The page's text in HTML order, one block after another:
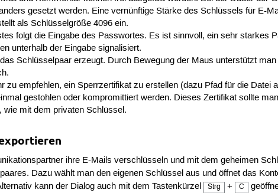
gesetzt werden. Eine vernünftige Stärke des Schlüssels für E-
als Schlüsselgröße 4096 ein.
folgt die Eingabe des Passwortes. Es ist sinnvoll, ein sehr
unterhalb der Eingabe signalisiert.
Schlüsselpaar erzeugt. Durch Bewegung der Maus unterstützt
zu empfehlen, ein Sperrzertifikat zu erstellen (dazu Pfad für die
gestohlen oder kompromittiert werden. Dieses Zertifikat sollte
wie mit dem privaten Schlüssel.
ihre E-Mails verschlüsseln und mit dem geheimen
Dazu wählt man den eigenen Schlüssel aus und öffnet das
kann der Dialog auch mit dem Tastenkürzel Strg + C